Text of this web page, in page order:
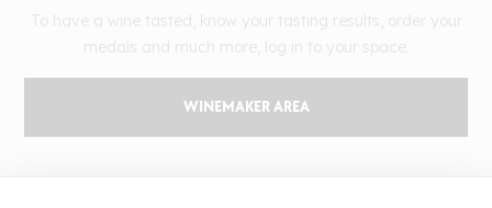
WINEMAKER AREA